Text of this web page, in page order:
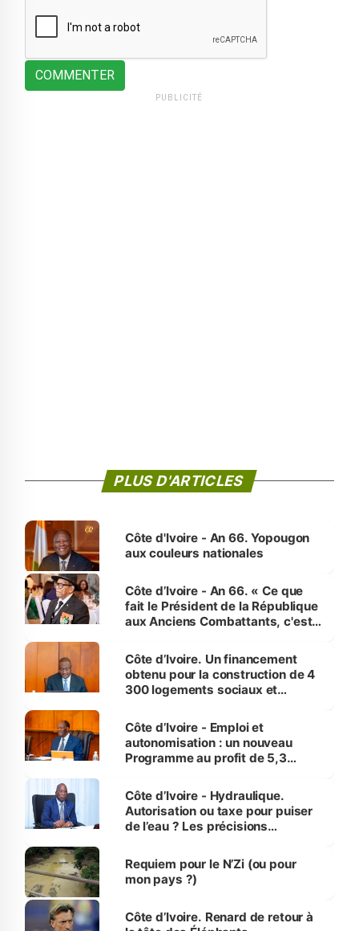
COMMENTER
PUBLICITÉ
PLUS D'ARTICLES
Côte d'Ivoire - An 66. Yopougon
aux couleurs nationales
Côte d’Ivoire - An 66. « Ce que
fait le Président de la République
aux Anciens Combattants, c'est
Côte d’Ivoire. Un financement
obtenu pour la construction de 4
300 logements sociaux et
et Yamoussoukro
Côte d’Ivoire - Emploi et
autonomisation : un nouveau
Programme au profit de 5,3
Côte d’Ivoire - Hydraulique.
Autorisation ou taxe pour puiser
de l’eau ? Les précisions
Requiem pour le N’Zi (ou pour
mon pays ?)
Côte d’Ivoire. Renard de retour à